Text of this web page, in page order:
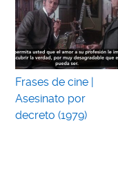
Frases de cine |
Asesinato por
decreto (1979)